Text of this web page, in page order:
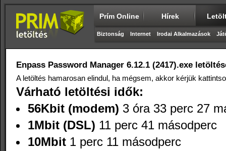
Prím Online Hírek
Biztonság Internet Irodai Alkalmazások
Enpass Password Manager 6.12.1 (2417).exe
A letöltés hamarosan elindul, ha mégsem, akkor kérjük
Várható letöltési idők:
56Kbit (modem) 3 óra 33 perc 27
1Mbit (DSL) 11 perc 41 másodperc
10Mbit 1 perc 11 másodperc